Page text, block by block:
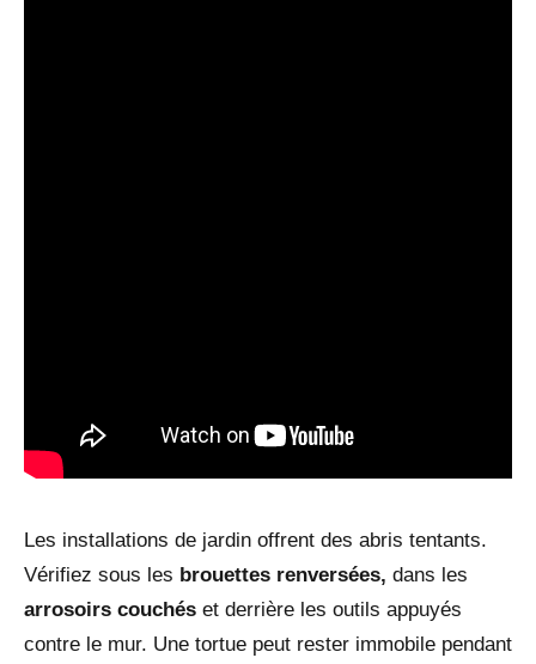
Les installations de jardin offrent des abris tentants.
Vérifiez sous les brouettes renversées, dans les
arrosoirs couchés et derrière les outils appuyés
contre le mur. Une tortue peut rester immobile pendant